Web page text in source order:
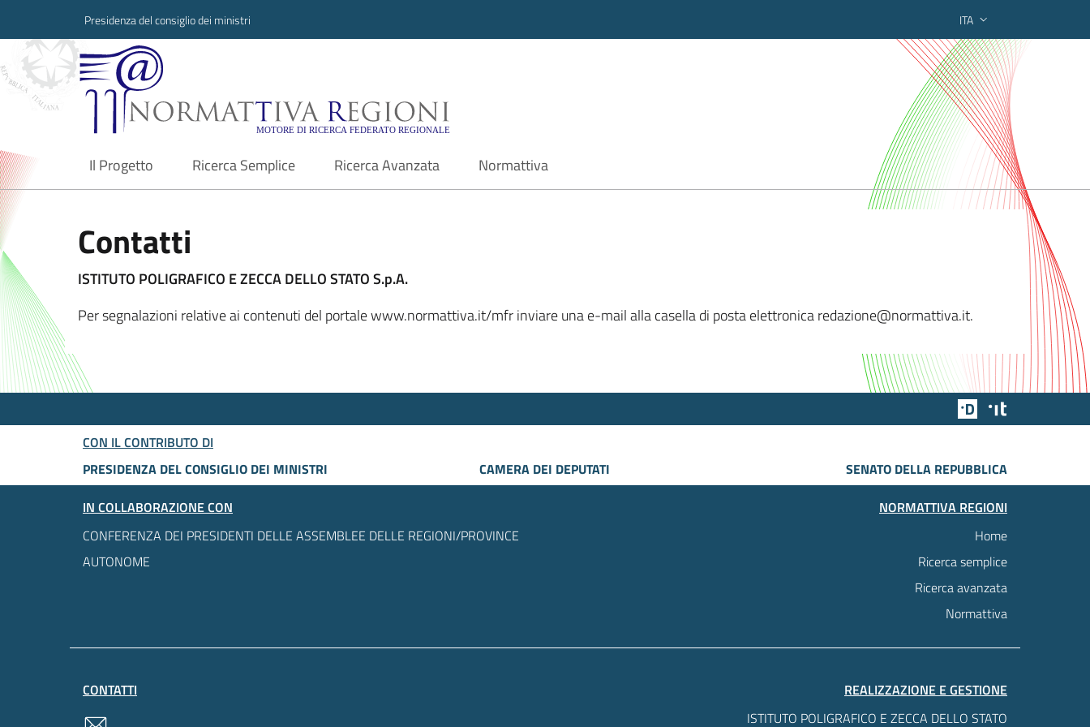
Presidenza del consiglio dei ministri ITA
Normattiva Regioni - Motore di ricerca federato regionale
Il Progetto
current Ricerca Semplice Ricerca Avanzata Normattiva
Contatti
ISTITUTO POLIGRAFICO E ZECCA DELLO STATO S.p.A.
Per segnalazioni relative ai contenuti del portale www.normattiva.it/mfr inviare una e-mail alla casella di posta elettronica redazione@normattiva.it.
Team Digitale
CON IL CONTRIBUTO DI
PRESIDENZA DEL CONSIGLIO DEI MINISTRI
CAMERA DEI DEPUTATI
SENATO DELLA REPUBBLICA
IN COLLABORAZIONE CON
CONFERENZA DEI PRESIDENTI DELLE ASSEMBLEE DELLE REGIONI/PROVINCE
AUTONOME
NORMATTIVA REGIONI
Home
Ricerca semplice
Ricerca avanzata
Normattiva
CONTATTI
REALIZZAZIONE E GESTIONE
ISTITUTO POLIGRAFICO E ZECCA DELLO STATO